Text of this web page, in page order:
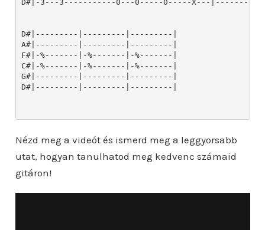
Nézd meg a videót és ismerd meg a leggyorsabb
utat, hogyan tanulhatod meg kedvenc számaid
gitáron!